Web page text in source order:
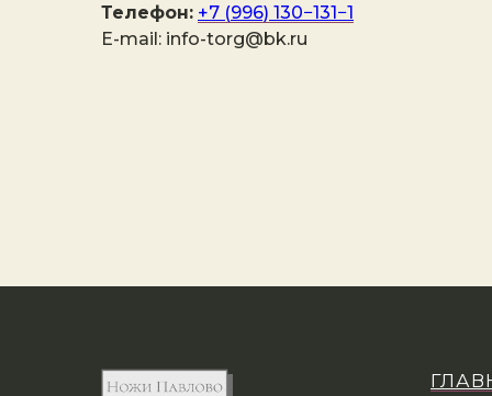
Телефон: +7 (996) 130−131−1
E-mail: info-torg@bk.ru